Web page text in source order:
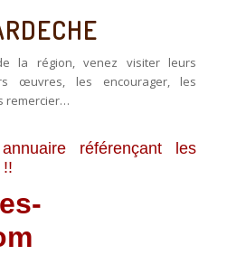
la région, venez visiter leurs
œuvres, les encourager, les
remercier…
référençant les